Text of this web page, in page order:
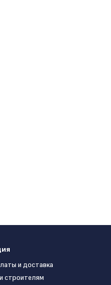
и доставка
строителям